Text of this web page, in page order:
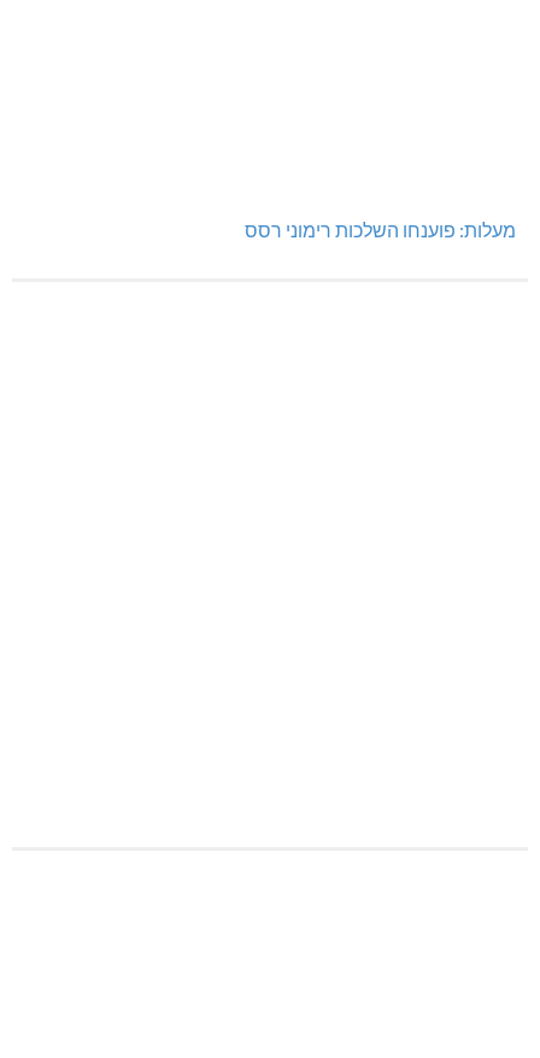
מעלות: פוענחו השלכות רימוני רסס